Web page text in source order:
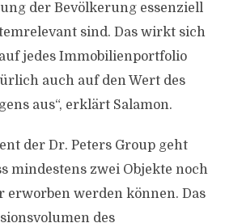
der Bevölkerung essenziell
sind. Das wirkt sich
jedes Immobilienportfolio
auch auf den Wert des
aus“, erklärt Salamon.
der Dr. Peters Group geht
mindestens zwei Objekte noch
erworben werden können. Das
des